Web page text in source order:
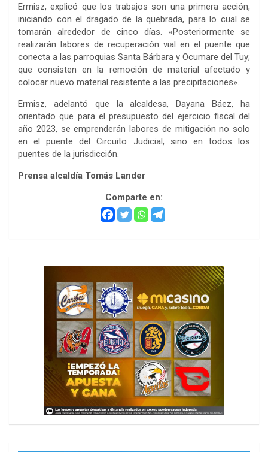
Ermisz, explicó que los trabajos son una primera acción,
iniciando con el dragado de la quebrada, para lo cual se
tomarán alrededor de cinco días. «Posteriormente se
realizarán labores de recuperación vial en el puente que
conecta a las parroquias Santa Bárbara y Ocumare del Tuy;
que consisten en la remoción de material afectado y
colocar nuevo material resistente a las precipitaciones».
Ermisz, adelantó que la alcaldesa, Dayana Báez, ha
orientado que para el presupuesto del ejercicio fiscal del
año 2023, se emprenderán labores de mitigación no solo
en el puente del Circuito Judicial, sino en todos los
puentes de la jurisdicción.
Prensa alcaldía Tomás Lander
Comparte en: